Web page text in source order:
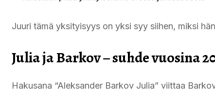
Juuri tämä yksityisyys on yksi syy siihen, miksi
Julia ja Barkov – suhde vuosina
Hakusana “Aleksander Barkov Julia” viittaa